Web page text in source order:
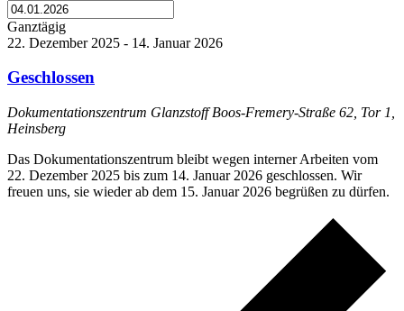
Ganztägig
22. Dezember 2025 - 14. Januar 2026
Geschlossen
Dokumentationszentrum GlanzstoffBoos-Fremery-Straße 62, Tor 1,
Heinsberg
Das Dokumentationszentrum bleibt wegen interner Arbeiten vom
22. Dezember 2025 bis zum 14. Januar 2026 geschlossen. Wir
freuen uns, sie wieder ab dem 15. Januar 2026 begrüßen zu dürfen.